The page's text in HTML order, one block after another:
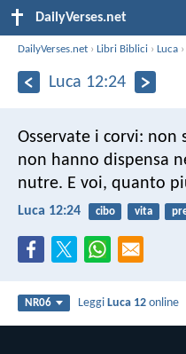
DailyVerses.net
DailyVerses.net ›Libri Biblici ›Luca ›
Luca 12:24
Osservate i corvi:
non hanno dispensa
nutre. E voi, quanto
Luca 12:24 cibo vita
NR06 LeggiLuca 12 online